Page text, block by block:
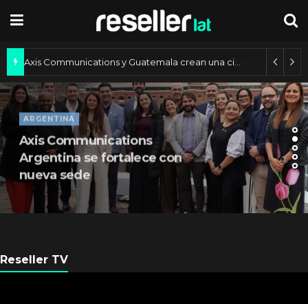
ARGENTINA
Axis Communications
Argentina se fortalece con
nueva sede
Reseller TV